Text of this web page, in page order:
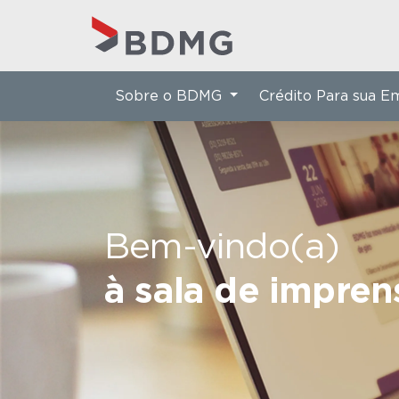
Bem-vindo(a)
à sala de
Sobre o BDMG Crédito Para sua